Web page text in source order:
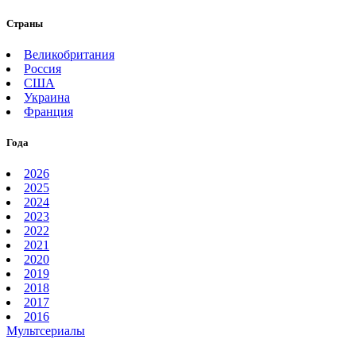
Страны
Великобритания
Россия
США
Украина
Франция
Года
2026
2025
2024
2023
2022
2021
2020
2019
2018
2017
2016
Мультсериалы